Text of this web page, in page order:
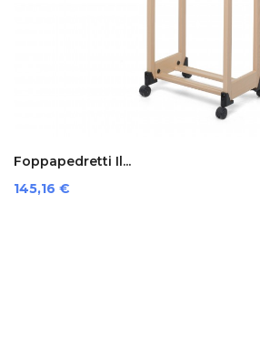
Foppapedretti Il...
Prezzo
145,16 €